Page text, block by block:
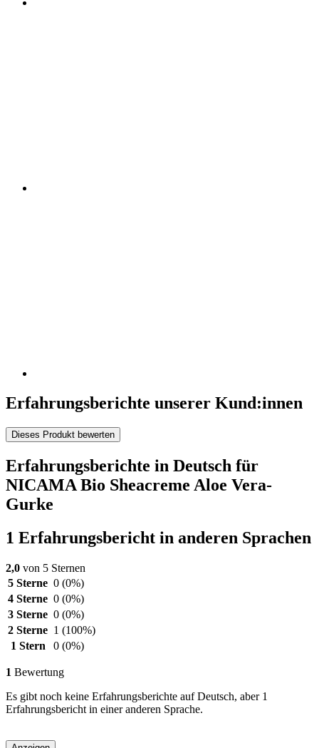
Erfahrungsberichte unserer Kund:innen
Dieses Produkt bewerten
Erfahrungsberichte in Deutsch für
NICAMA Bio Sheacreme Aloe Vera-
Gurke
1 Erfahrungsbericht in anderen Sprachen
2,0 von 5 Sternen
5 Sterne 0 (0%)
4 Sterne 0 (0%)
3 Sterne 0 (0%)
2 Sterne 1 (100%)
1 Stern
0 (0%)
1 Bewertung
Es gibt noch keine Erfahrungsberichte auf Deutsch, aber 1
Erfahrungsbericht in einer anderen Sprache.